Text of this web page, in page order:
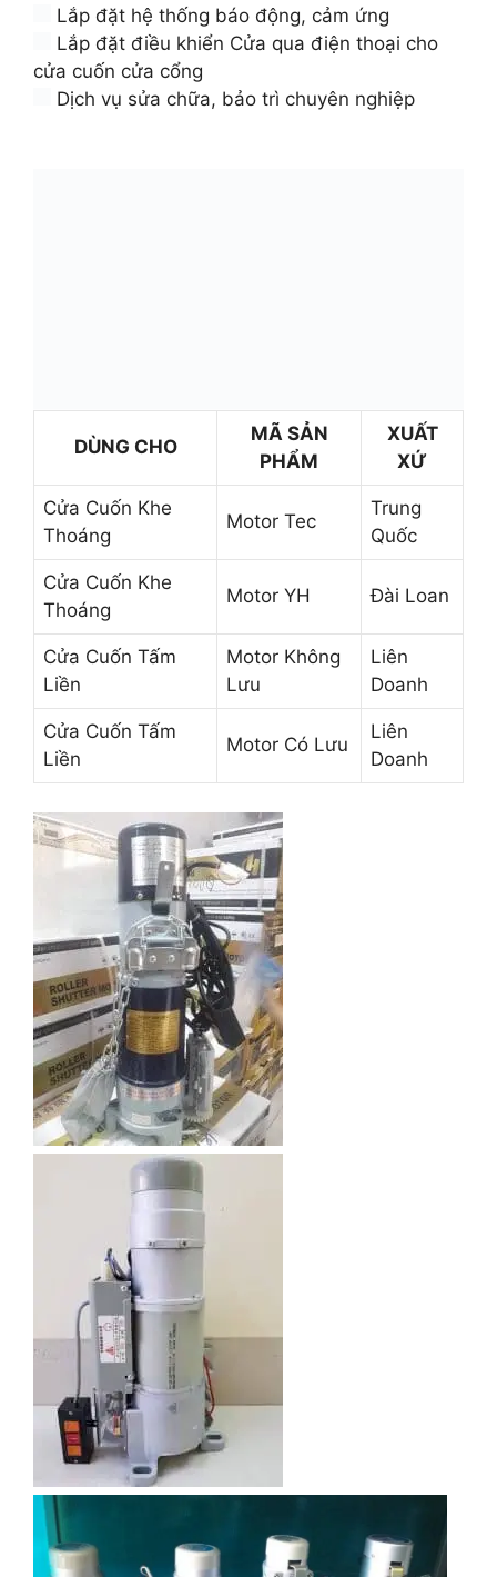
Lắp đặt hệ thống báo động, cảm ứng
Lắp đặt điều khiển Cửa qua điện thoại cho
cửa cuốn cửa cổng
Dịch vụ sửa chữa, bảo trì chuyên nghiệp
DÙNG CHO
MÃ SẢN
PHẨM
XUẤT
XỨ
Cửa Cuốn Khe
Thoáng
Motor Tec
Trung
Quốc
Cửa Cuốn Khe
Thoáng
Motor YH Đài Loan
Cửa Cuốn Tấm
Liền
Motor Không
Lưu
Liên
Doanh
Cửa Cuốn Tấm
Liền
Motor Có Lưu
Liên
Doanh